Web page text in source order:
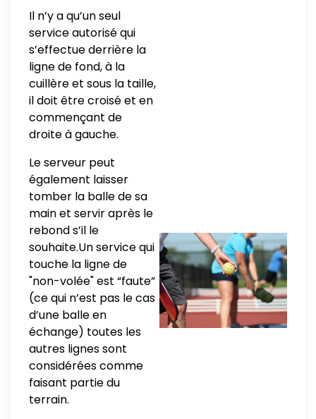
Il n’y a qu’un seul
service autorisé qui
s’effectue derrière la
ligne de fond, à la
cuillère et sous la taille,
il doit être croisé et en
commençant de
droite à gauche.
Le serveur peut
également laisser
tomber la balle de sa
main et servir après le
rebond s’il le
souhaite.Un service qui
touche la ligne de
"non-volée" est “faute”
(ce qui n’est pas le cas
d’une balle en
échange) toutes les
autres lignes sont
considérées comme
faisant partie du
terrain.